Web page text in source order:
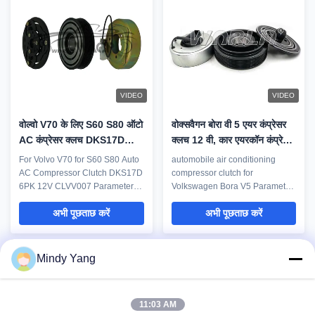
itemWXCL0120Voltage12VGrooves6PKOEM
number447280-2390 447280-
281 ...
number 606 5365 2 ...
VIDEO
वोल्वो V70 के लिए S60 S80 ऑटो
AC कंप्रेसर क्लच DKS17D
6PK 12V CLVV007 के लिए
For Volvo V70 for S60 S80 Auto
AC Compressor Clutch DKS17D
6PK 12V CLVV007 Parameter :
Model Number CLVV007 Car
Model For Volvo V70 for S60
S80 Type Auto Air Conditioning
Compressor Clutch Model Year
1998-2007 Model Type DKS17D
6PK 125MM Note If you need
assistance to make sure that this
अभी पूछताछ करें
VIDEO
वोक्सवैगन बोरा वी 5 एयर कंप्रेसर
क्लच 12 वी, कार एयरकॉन कंप्रेसर
क्लच
automobile air conditioning
compressor clutch for
Volkswagen Bora V5 Parameter
: Model Number WXCL0140 Car
Model for Volkswagen Bora V5
Type automobile air conditioning
compressor clutch Year Model
part will fit your vehicle.Please ...
अभी पूछताछ करें
Mindy Yang
11:03 AM